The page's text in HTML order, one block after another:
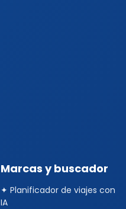
Marcas y buscador
✦ Planificador de viajes con
IA